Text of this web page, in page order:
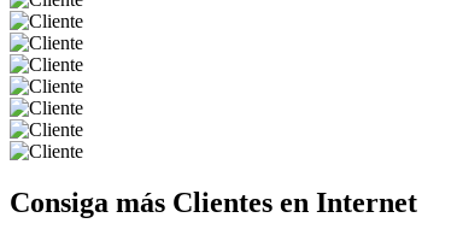
Consiga más Clientes en Internet